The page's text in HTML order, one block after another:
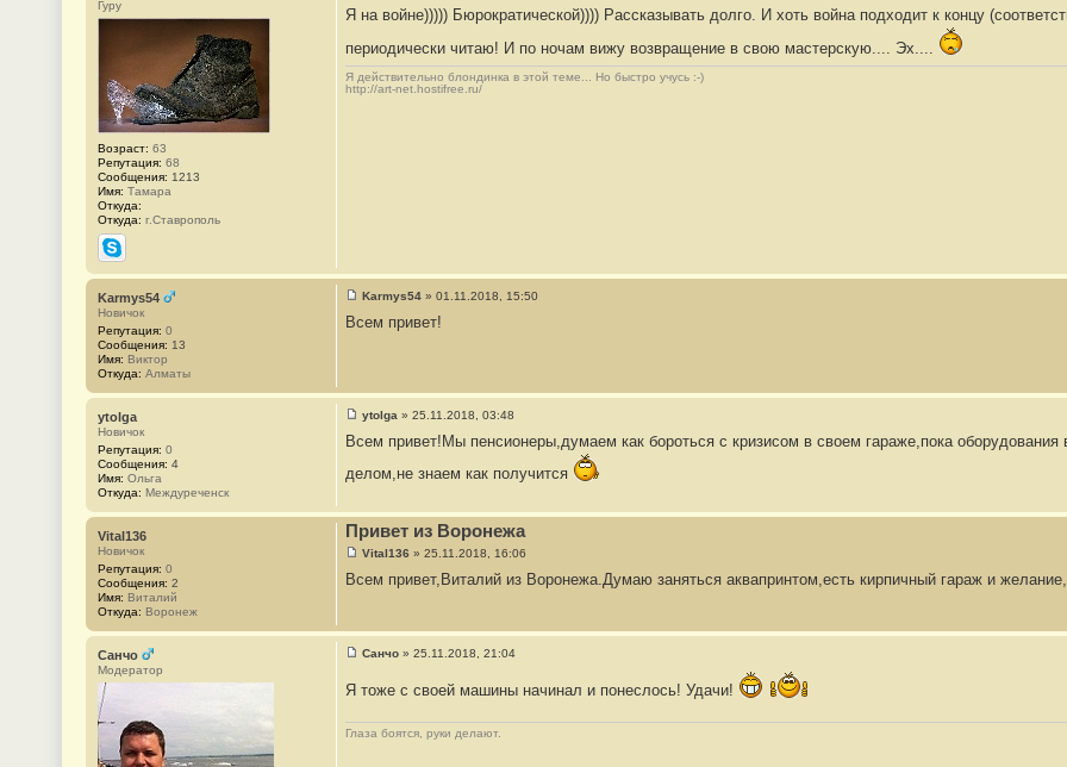
Гуру
Возраст: 63
Репутация: 68
Сообщения: 1213
Имя: Тамара
Откуда:
Откуда: г.Ставрополь
Skype
о
щ
е
н
и
Я на войне))))) Бюрократической)))) Рассказывать долго. И хоть война подходит к концу
периодически читаю! И по ночам вижу возвращение в свою мастерскую.... Эх....
Я действительно блондинка в этой теме... Но быстро учусь :-)
http://art-net.hostifree.ru/
Karmys54
Новичок
Репутация: 0
Сообщения: 13
Имя: Виктор
Откуда: Алматы
о
н
е
1
2
Karmys54 » 01.11.2018, 15:50
Всем привет!
ytolga
Новичок
Репутация: 0
Сообщения: 4
Имя: Ольга
Откуда: Междуреченск
С
о
б
щ
н
и
е
#
3
ytolga » 25.11.2018, 03:48
Всем привет!Мы пенсионеры,думаем как бороться с кризисом в своем гараже,пока
делом,не знаем как получится
Vital136
Новичок
Репутация: 0
Сообщения: 2
Имя: Виталий
Откуда: Воронеж
Привет из Воронежа
о
е
н
#
3
2
Vital136 » 25.11.2018, 16:06
Всем привет,Виталий из Воронежа.Думаю заняться аквапринтом,есть кирпичный гараж и
Санчо
Модератор
о
щ
е
Санчо » 25.11.2018, 21:04
Я тоже с своей машины начинал и понеслось! Удачи!
Глаза боятся, руки делают.